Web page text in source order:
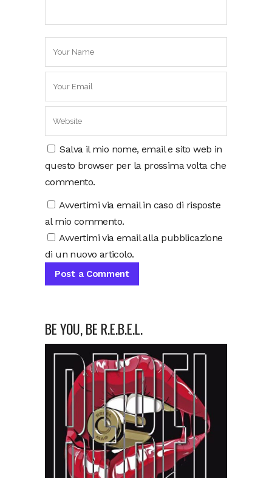
Salva il mio nome, email e sito web in
questo browser per la prossima volta che
commento.
Avvertimi via email in caso di risposte
al mio commento.
Avvertimi via email alla pubblicazione
di un nuovo articolo.
BE YOU, BE R.E.B.E.L.